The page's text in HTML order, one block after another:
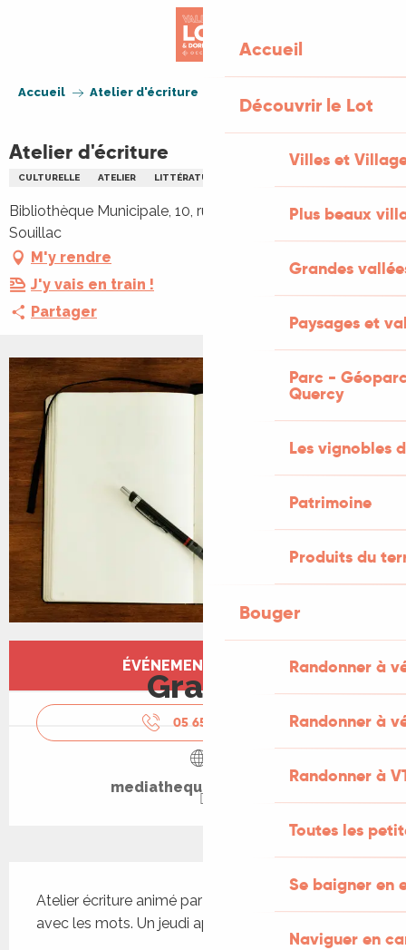
Accueil
Découvrir le Lot
Villes et
Plus beaux
Grandes
Paysages et
Parc -
Quercy
Les vignobles
Patrimoine
Produits du
Bouger
Randonner à
Randonner à
Randonner à
Toutes les
Se baigner en
Naviguer en
Accueil Atelier d'écriture
Atelier d'écriture
CULTURELLE ATELIER LITTÉRATURE
Bibliothèque Municipale, 10, rue de la Halle, 46200
Souillac
M'y rendre
J'y vais en train !
Partager
Ouverture et coordonnées
ÉVÉNEMENT TERMINÉ
Gratuit
05 65 32 67
mediatheque.souillac.fr
Atelier écriture animé par Bérénice. Pour jouer
avec les mots. Un jeudi après-midi par mois